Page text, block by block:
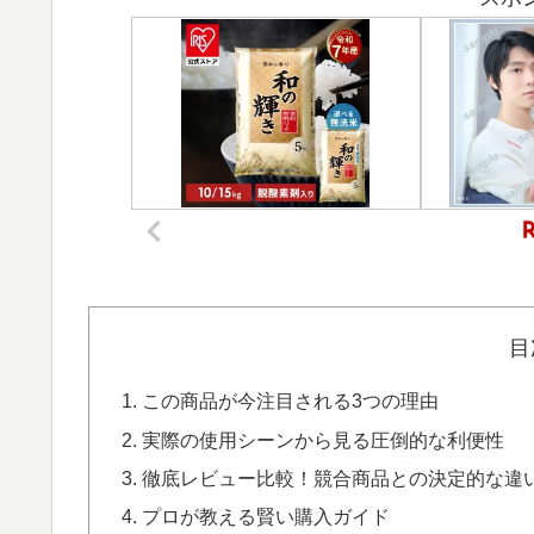
この商品が今注目される3つの理由
実際の使用シーンから見る圧倒的な利便性
徹底レビュー比較！競合商品との決定的な違
プロが教える賢い購入ガイド